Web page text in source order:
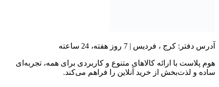
آدرس دفتر: کرج ، فردیس | 7 روز هفته، 24 ساعته
هوم پلاست با ارائه کالاهای متنوع و کاربردی برای همه، تجربه‌ای
ساده و لذت‌بخش از خرید آنلاین را فراهم می‌کند.